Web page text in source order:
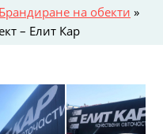
Брандиране на обекти »
– Елит Кар